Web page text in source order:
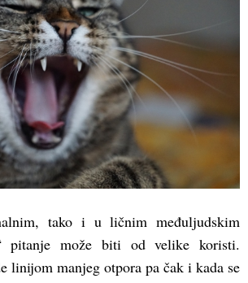
tako i u ličnim međuljudskim
pitanje može biti od velike koristi.
manjeg otpora pa čak i kada se